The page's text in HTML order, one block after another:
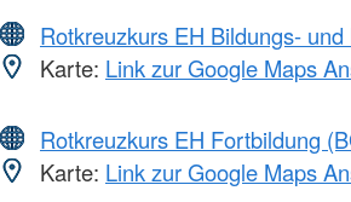
Rotkreuzkurs EH Bildungs- und
Karte: Link zur Google Maps
Rotkreuzkurs EH Fortbildung
Karte: Link zur Google Maps